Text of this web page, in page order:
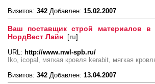
Визитов: 342 Добавлен: 15.02.2007
Ваш поставщик строй материалов
НордВест Лайн [ru]
URL: http://www.nwl-spb.ru/
Iko, icopal, мягкая кровля kerabit, мягкая
Визитов: 342 Добавлен: 13.04.2007